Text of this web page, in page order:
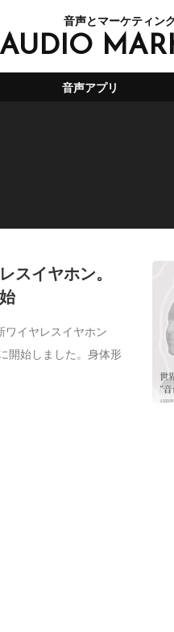
音声とマーケティン
AUDIO
音声アプリ
スイヤホン。
ワイヤレスイヤホン
開始しました。身体形